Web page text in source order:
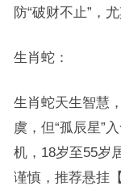
防“破财不止”，
生肖蛇：
生肖蛇天生智慧
虞，但“孤辰星”
机，18岁至55岁
谨慎，推荐悬挂